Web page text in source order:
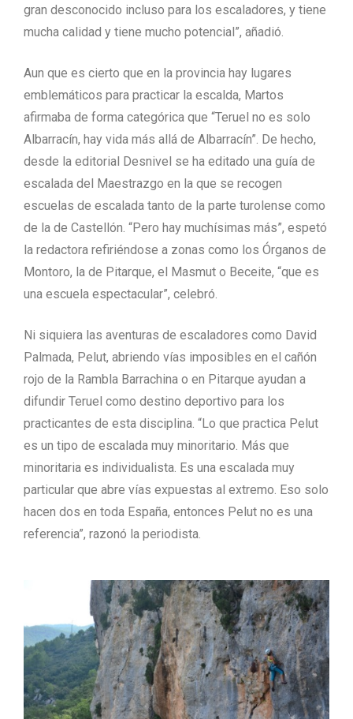
gran desconocido incluso para los escaladores, y tiene
mucha calidad y tiene mucho potencial”, añadió.
Aun que es cierto que en la provincia hay lugares
emblemáticos para practicar la escalda, Martos
afirmaba de forma categórica que “Teruel no es solo
Albarracín, hay vida más allá de Albarracín”. De hecho,
desde la editorial Desnivel se ha editado una guía de
escalada del Maestrazgo en la que se recogen
escuelas de escalada tanto de la parte turolense como
de la de Castellón. “Pero hay muchísimas más”, espetó
la redactora refiriéndose a zonas como los Órganos de
Montoro, la de Pitarque, el Masmut o Beceite, “que es
una escuela espectacular”, celebró.
Ni siquiera las aventuras de escaladores como David
Palmada, Pelut, abriendo vías imposibles en el cañón
rojo de la Rambla Barrachina o en Pitarque ayudan a
difundir Teruel como destino deportivo para los
practicantes de esta disciplina. “Lo que practica Pelut
es un tipo de escalada muy minoritario. Más que
minoritaria es individualista. Es una escalada muy
particular que abre vías expuestas al extremo. Eso solo
hacen dos en toda España, entonces Pelut no es una
referencia”, razonó la periodista.